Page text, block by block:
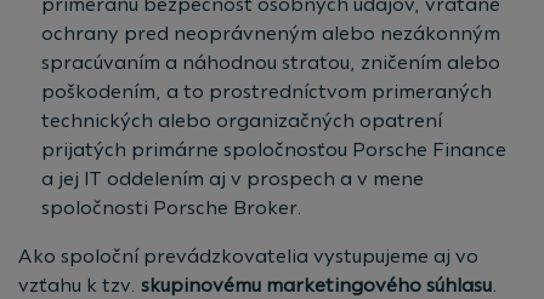
primeranú bezpečnosť osobných údajov, vrátane
ochrany pred neoprávneným alebo nezákonným
spracúvaním a náhodnou stratou, zničením alebo
poškodením, a to prostredníctvom primeraných
technických alebo organizačných opatrení
prijatých primárne spoločnosťou Porsche Finance
a jej IT oddelením aj v prospech a v mene
spoločnosti Porsche Broker.
Ako spoloční prevádzkovatelia vystupujeme aj vo
vzťahu k tzv. skupinovému marketingového súhlasu.